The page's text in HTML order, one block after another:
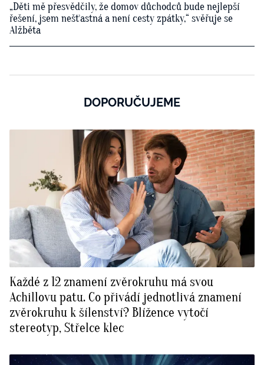
„Děti mě přesvědčily, že domov důchodců bude nejlepší
řešení, jsem nešťastná a není cesty zpátky,“ svěřuje se
Alžběta
DOPORUČUJEME
Každé z 12 znamení zvěrokruhu má svou
Achillovu patu. Co přivádí jednotlivá znamení
zvěrokruhu k šílenství? Blížence vytočí
stereotyp, Střelce klec